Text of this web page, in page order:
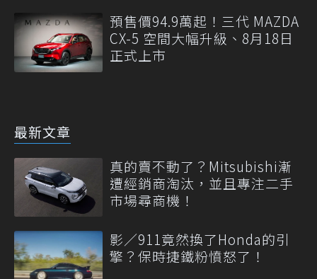
預售價94.9萬起！三代 MAZDA
CX-5 空間大幅升級、8月18日
正式上市
最新文章
真的賣不動了？Mitsubishi漸
遭經銷商淘汰，並且專注二手
市場尋商機！
影／911竟然換了Honda的引
擎？保時捷鐵粉憤怒了！